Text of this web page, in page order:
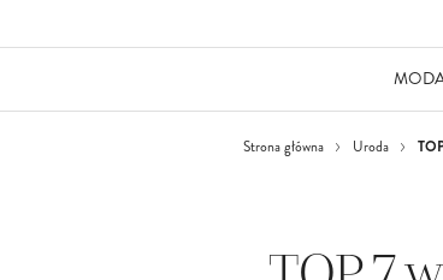
Strona główna Uroda